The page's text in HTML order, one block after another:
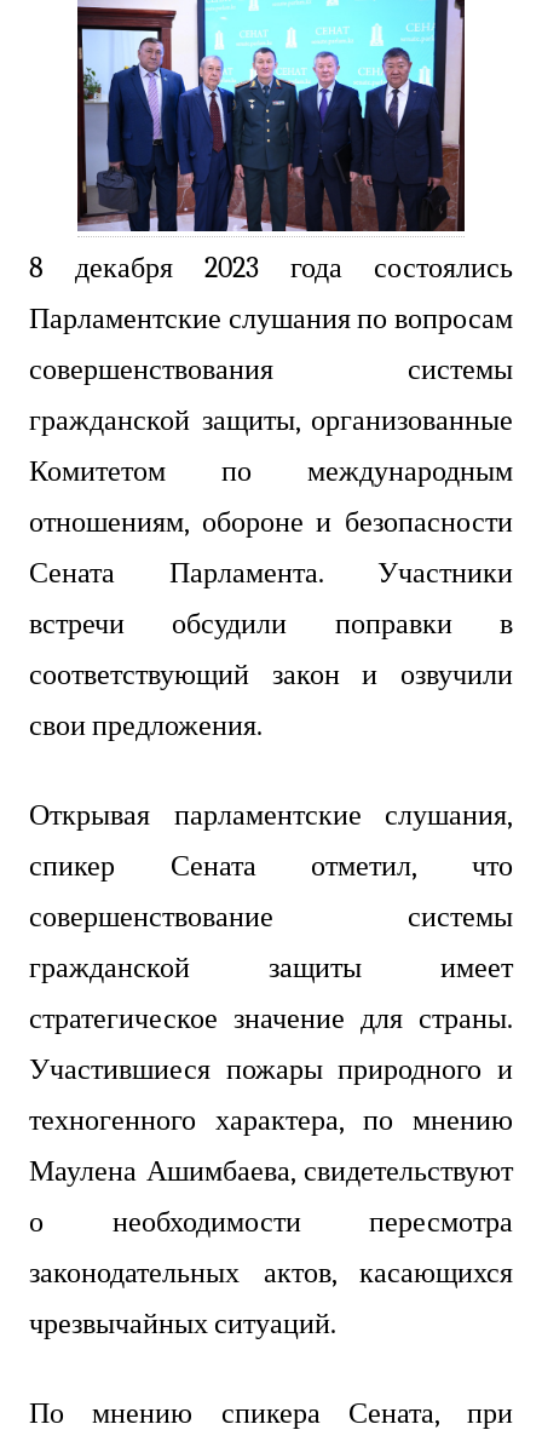
8 декабря 2023 года состоялись
Парламентские слушания по вопросам
совершенствования системы
гражданской защиты, организованные
Комитетом по международным
отношениям, обороне и безопасности
Сената Парламента. Участники
встречи обсудили поправки в
соответствующий закон и озвучили
свои предложения.
Открывая парламентские слушания,
спикер Сената отметил, что
совершенствование системы
гражданской защиты имеет
стратегическое значение для страны.
Участившиеся пожары природного и
техногенного характера, по мнению
Маулена Ашимбаева, свидетельствуют
о необходимости пересмотра
законодательных актов, касающихся
чрезвычайных ситуаций.
По мнению спикера Сената, при